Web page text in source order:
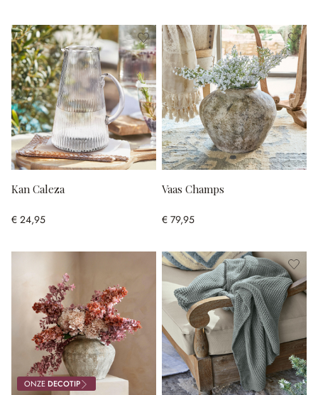
Kan Caleza
€ 24,95
Vaas Champs
€ 79,95
ONZEDECOTIP